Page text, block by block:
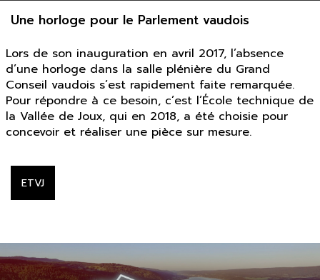
Une horloge pour le Parlement vaudois
Lors de son inauguration en avril 2017, l’absence
d’une horloge dans la salle plénière du Grand
Conseil vaudois s’est rapidement faite remarquée.
Pour répondre à ce besoin, c’est l’École technique de
la Vallée de Joux, qui en 2018, a été choisie pour
concevoir et réaliser une pièce sur mesure.
ETVJ